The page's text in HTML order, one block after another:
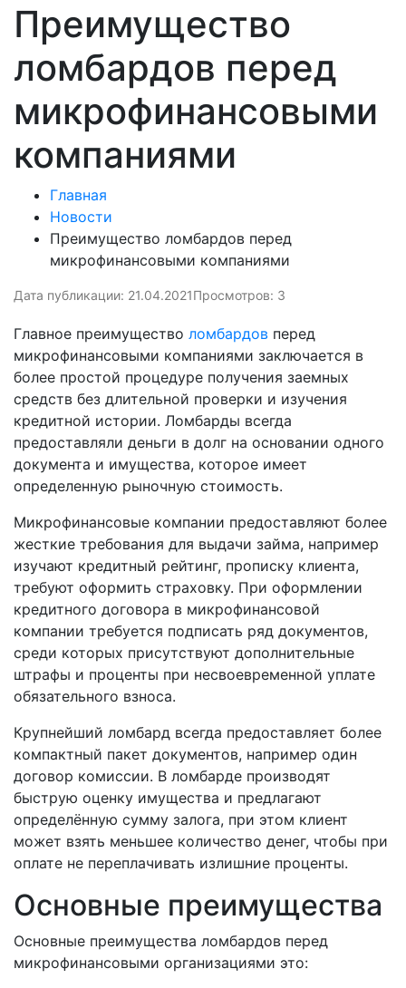
Преимущество
ломбардов перед
микрофинансовыми
компаниями
Главная
Новости
Преимущество ломбардов перед
микрофинансовыми компаниями
Дата публикации: 21.04.2021Просмотров: 3
Главное преимущество ломбардов перед
микрофинансовыми компаниями заключается в
более простой процедуре получения заемных
средств без длительной проверки и изучения
кредитной истории. Ломбарды всегда
предоставляли деньги в долг на основании одного
документа и имущества, которое имеет
определенную рыночную стоимость.
Микрофинансовые компании предоставляют более
жесткие требования для выдачи займа, например
изучают кредитный рейтинг, прописку клиента,
требуют оформить страховку. При оформлении
кредитного договора в микрофинансовой
компании требуется подписать ряд документов,
среди которых присутствуют дополнительные
штрафы и проценты при несвоевременной уплате
обязательного взноса.
Крупнейший ломбард всегда предоставляет более
компактный пакет документов, например один
договор комиссии. В ломбарде производят
быструю оценку имущества и предлагают
определённую сумму залога, при этом клиент
может взять меньшее количество денег, чтобы при
оплате не переплачивать излишние проценты.
Основные преимущества
Основные преимущества ломбардов перед
микрофинансовыми организациями это: